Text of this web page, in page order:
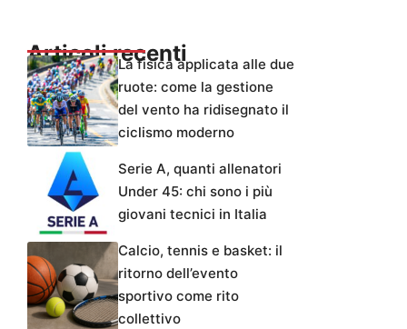
Articoli recentiLa fisica applicata alle due
ruote: come la gestione
del vento ha ridisegnato il
ciclismo moderno
Serie A, quanti allenatori
Under 45: chi sono i più
giovani tecnici in Italia
Calcio, tennis e basket: il
ritorno dell’evento
sportivo come rito
collettivo